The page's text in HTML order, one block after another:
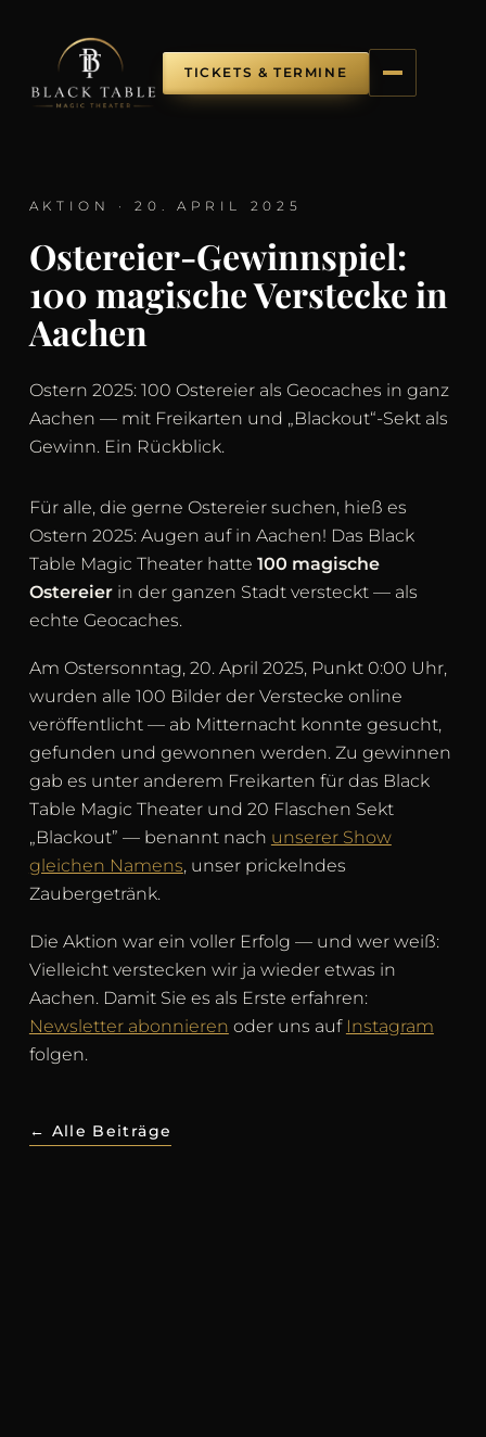
TICKETS & TERMINE
AKTION · 20. APRIL 2025
Ostereier-Gewinnspiel:
100 magische Verstecke in
Aachen
Ostern 2025: 100 Ostereier als Geocaches in ganz
Aachen — mit Freikarten und „Blackout“-Sekt als
Gewinn. Ein Rückblick.
Für alle, die gerne Ostereier suchen, hieß es
Ostern 2025: Augen auf in Aachen! Das Black
Table Magic Theater hatte 100 magische
Ostereierin der ganzen Stadt versteckt — als
echte Geocaches.
Am Ostersonntag, 20. April 2025, Punkt 0:00 Uhr,
wurden alle 100 Bilder der Verstecke online
veröffentlicht — ab Mitternacht konnte gesucht,
gefunden und gewonnen werden. Zu gewinnen
gab es unter anderem Freikarten für das Black
Table Magic Theater und 20 Flaschen Sekt
„Blackout” — benannt nach unserer Show
gleichen Namens, unser prickelndes
Zaubergetränk.
Die Aktion war ein voller Erfolg — und wer weiß:
Vielleicht verstecken wir ja wieder etwas in
Aachen. Damit Sie es als Erste erfahren:
Newsletter abonnieren oder uns auf Instagram
folgen.
← Alle Beiträge